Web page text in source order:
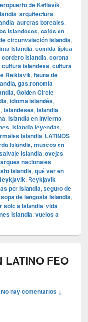
de Keflavík,
, arquitectura
, auroras boreales,
islandeses, cafés en
circunvalación Islandia,
Islandia, comida típica
cordero Islandia, corona
cultura islandesa, cultura
Reikiavik, fauna de
, gastronomía
, Golden Circle
, idioma islandés,
, islandeses, Islandia,
, Islandia en invierno,
, Islandia leyendas,
Islandia, LATINOS
Islandia, museos en
Islandia, ovejas
nacionales
Islandia, qué ver en
, Reykjavik
por Islandia, seguro de
sopa de langosta Islandia,
solo a Islandia, vida
Islandia, vuelos a
LATINO FEO
No hay comentarios ↓